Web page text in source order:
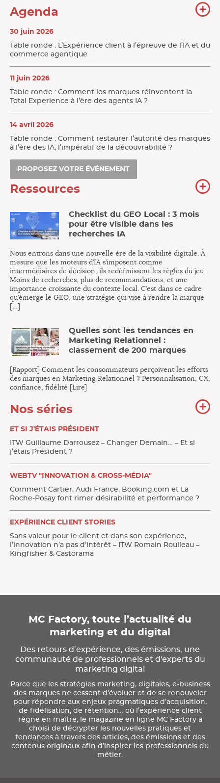
Agenda
30 juin 2026
Table ronde : L’Expérience client à l’épreuve de l’IA et du
commerce agentique
11 juin 2026
Table ronde : Comment les marques réinventent la
Total Experience à l’ère des agents IA ?
14 avril 2026
Table ronde : Comment restaurer l’autorité des marques
à l’ère des IA, l’impératif de la découvrabilité ?
PROPOSEZ VOTRE ÉVÉNEMENT
Ressources
Checklist du GEO Local : 3 mois
pour être visible dans les
recherches IA
Nous entrons dans une nouvelle ère de la visibilité digitale. À
mesure que les moteurs d’IA s’imposent comme
intermédiaires de décision, ils redéfinissent les règles du jeu.
Moins de recherches, plus de recommandations, et une
importance croissante du contexte local. C’est dans ce cadre
qu’émerge le GEO, une stratégie qui vise à rendre la marque
[…]
Quelles sont les tendances en
Marketing Relationnel :
classement de 200 marques
[Rapport] Comment les consommateurs perçoivent les efforts
des marques en Marketing Relationnel ? Personnalisation, CX,
confiance, fidélité [Lire]
Nos séries
ET SI J'ÉTAIS PRÉSIDENT
ITW Guillaume Darrousez – Changer Demain… – Et si
j’étais Président ?
WEBTV "INNOVATION & CROSS-MÉDIA"
Comment Cartier, Audi France, Booking.com et La
Roche-Posay font rimer désirabilité et performance ?
EXPÉRIENCE CLIENT STORIES
Sans valeur pour le client et dans son expérience,
l’innovation n’a pas d’intérêt – ITW Romain Roulleau –
Kingfisher & Castorama
MC Factory, toute l’actualité du
marketing et du digital
Des retours d’expérience, des émissions, une
communauté de professionnels et d'experts du
marketing digital
Parce que les stratégies marketing, digitales, e-business
des marques ne cessent d’évoluer et de se renouveler
pour répondre aux enjeux pragmatiques d’acquisition,
de fidélisation, de rétention… où l’expérience client
règne en maître, le magazine en ligne MC Factory a
choisi de décrypter les nouvelles pratiques et
tendances à travers des articles, des émissions et des
contenus originaux afin d’inspirer les professionnels du
métier.